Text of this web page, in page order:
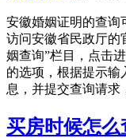
安徽婚姻证明的查询
访问安徽省民政厅的
姻查询”栏目，点击
的选项，根据提示输
息，并提交查询请求
买房时候怎